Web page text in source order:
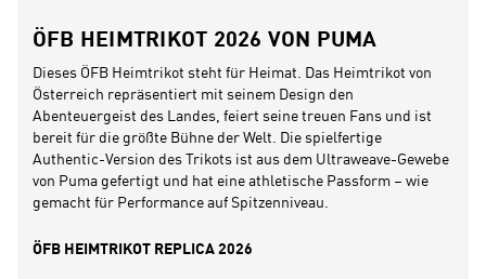
ÖFB HEIMTRIKOT 2026 VON PUMA
Dieses ÖFB Heimtrikot steht für Heimat. Das Heimtrikot von
Österreich repräsentiert mit seinem Design den
Abenteuergeist des Landes, feiert seine treuen Fans und ist
bereit für die größte Bühne der Welt. Die spielfertige
Authentic-Version des Trikots ist aus dem Ultraweave-Gewebe
von Puma gefertigt und hat eine athletische Passform – wie
gemacht für Performance auf Spitzenniveau.
ÖFB HEIMTRIKOT REPLICA 2026